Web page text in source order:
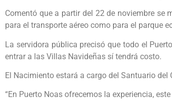
Comentó que a partir del 22 de noviembre se
para el transporte aéreo como para el parque
La servidora pública precisó que todo el
entrar a las Villas Navideñas sí tendrá costo.
El Nacimiento estará a cargo del Santuario del
“En Puerto Noas ofrecemos la experiencia,